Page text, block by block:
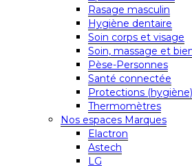
Rasage masculin
Hygiène dentaire
Soin corps et visage
Soin, massage et
Pèse-Personnes
Santé connectée
Protections (hygiène)
Thermomètres
Nos espaces Marques
Elactron
Astech
LG